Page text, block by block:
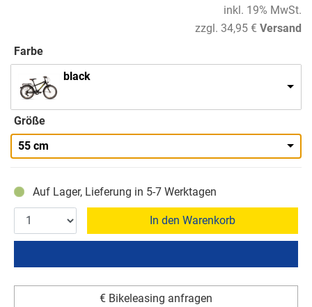
inkl. 19% MwSt.
zzgl. 34,95 € Versand
Farbe
black
Größe
55 cm
Auf Lager, Lieferung in 5-7 Werktagen
In den Warenkorb
€ Bikeleasing anfragen